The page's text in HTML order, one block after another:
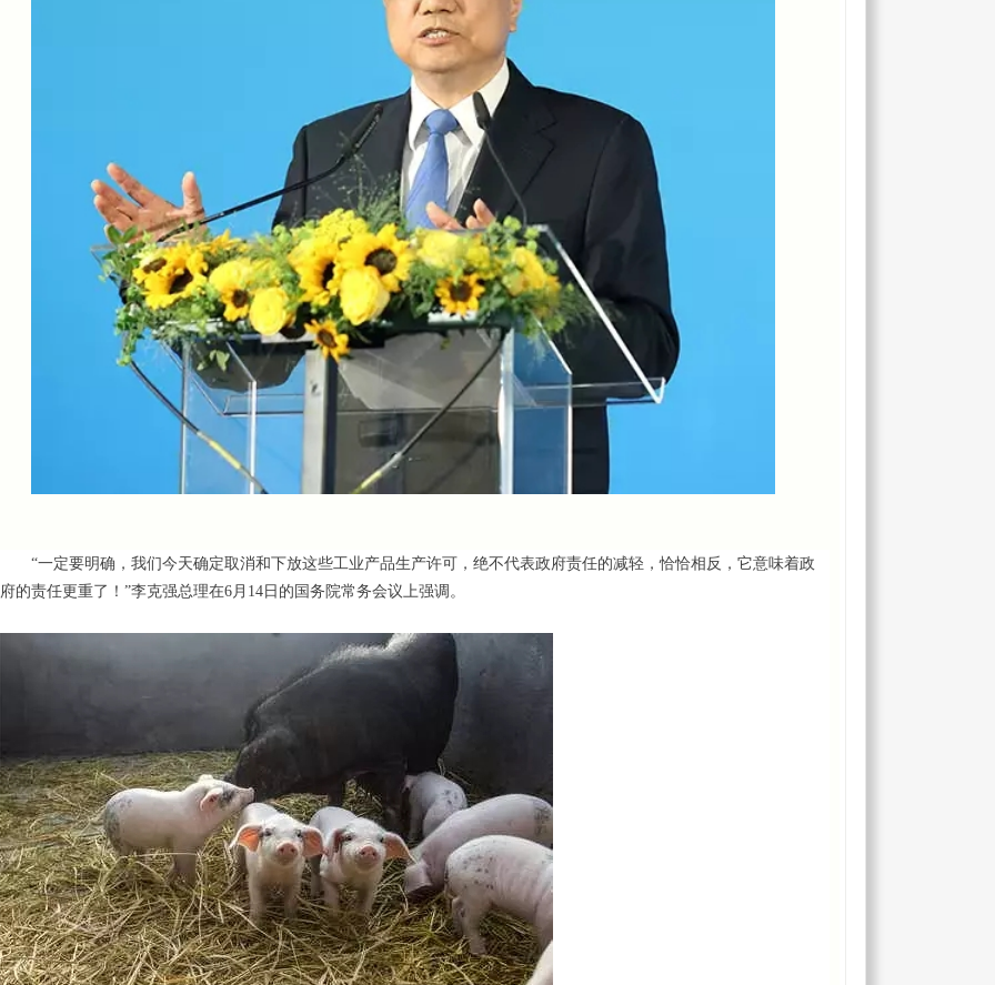
“一定要明确，我们今天确定取消和下放这些工业产品生产许可，绝不代表政府责任的减轻，恰恰相反，它意味着政
府的责任更重了！”李克强总理在6月14日的国务院常务会议上强调。